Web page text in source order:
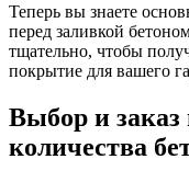
Теперь вы знаете
перед заливкой
тщательно, чтобы
покрытие для вашего
Выбор и заказ
количества